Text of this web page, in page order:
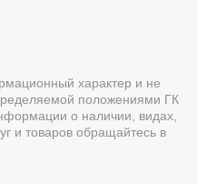
характер и не
положениями ГК
о наличии, видах,
и товаров обращайтесь в